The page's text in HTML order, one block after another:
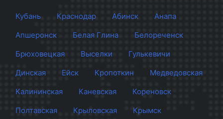
Кубань Краснодар Абинск
Анапа
Апшеронск
Белая Глина
Белореченск
Брюховецкая
Выселки
Гулькевичи
Динская
Ейск Кропоткин
Медведовская
Калининская
Каневская
Кореновск
Полтавская
Крыловская
Крымск